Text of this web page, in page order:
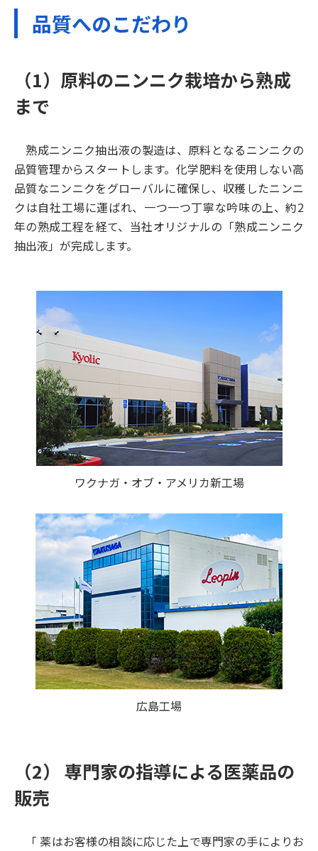
品質へのこだわり
（1）原料のニンニク栽培から熟成
まで
熟成ニンニク抽出液の製造は、原料となるニンニクの
品質管理からスタートします。化学肥料を使用しない高
品質なニンニクをグローバルに確保し、収穫したニンニ
クは自社工場に運ばれ、一つ一つ丁寧な吟味の上、約2
年の熟成工程を経て、当社オリジナルの「熟成ニンニク
抽出液」が完成します。
ワクナガ・オブ・アメリカ新工場
広島工場
（2） 専門家の指導による医薬品の
販売
「 薬はお客様の相談に応じた上で専門家の手によりお